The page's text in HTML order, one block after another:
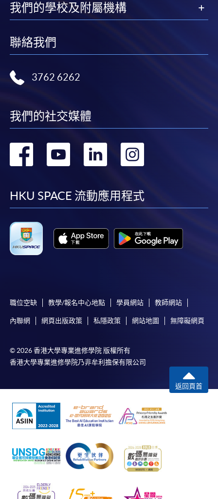
我們的學校及附屬機構
聯絡我們
3762 6262
我們的社交媒體
轉
facebook
轉
youtube
轉
linkedin
轉
HKU SPACE 流動應用程式
職位空缺 教學/報名中心地點 學員網站 教師網站
內聯網 網頁出版政策 私隱政策 網站地圖 無障礙網頁
© 2026 香港大學專業進修學院 版權所有
香港大學專業進修學院乃非牟利擔保有限公司
返回頁首